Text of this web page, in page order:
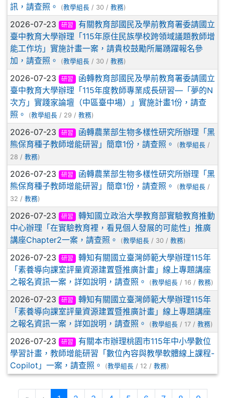
訊，請查照。
(教學組長 / 30 / 教務)
2026-07-23 研習
有關教育部國民及學前教育署委請國立
臺中教育大學辦理「115年原住民族學校跨領域議題教師增
能工作坊」實施計畫一案，請貴校鼓勵所屬踴躍報名參
加，請查照。
(教學組長 / 30 / 教務)
2026-07-23 研習
函轉教育部國民及學前教育署委請國立
臺中教育大學辦理「115年度教師專業成長研習—「夢的N
次方」實踐家論壇（中區臺中場）」實施計畫1份，請查
照。
(教學組長 / 29 / 教務)
2026-07-23 研習
函轉農業部生物多樣性研究所辦理「黑
熊保育種子教師增能研習」簡章1份，請查照。
(教學組長 /
28 / 教務)
2026-07-23 研習
函轉農業部生物多樣性研究所辦理「黑
熊保育種子教師增能研習」簡章1份，請查照。
(教學組長 /
32 / 教務)
2026-07-23 研習
轉知國立政治大學教育部實驗教育推動
中心辦理「在實驗教育裡，看見個人發展的可能性」推廣
講座Chapter2一案，請查照。
(教學組長 / 30 / 教務)
2026-07-23 研習
轉知有關國立臺灣師範大學辦理115年
「素養導向課室評量資源建置暨推廣計畫」線上專題講座
之報名資訊一案，詳如說明，請查照。
(教學組長 / 16 / 教務)
2026-07-23 研習
轉知有關國立臺灣師範大學辦理115年
「素養導向課室評量資源建置暨推廣計畫」線上專題講座
之報名資訊一案，詳如說明，請查照。
(教學組長 / 17 / 教務)
2026-07-23 研習
有關本市辦理桃園市115年中小學數位
學習計畫，教師增能研習「數位內容與教學軟體線上課程-
Copilot」一案，請查照。
(教學組長 / 12 / 教務)